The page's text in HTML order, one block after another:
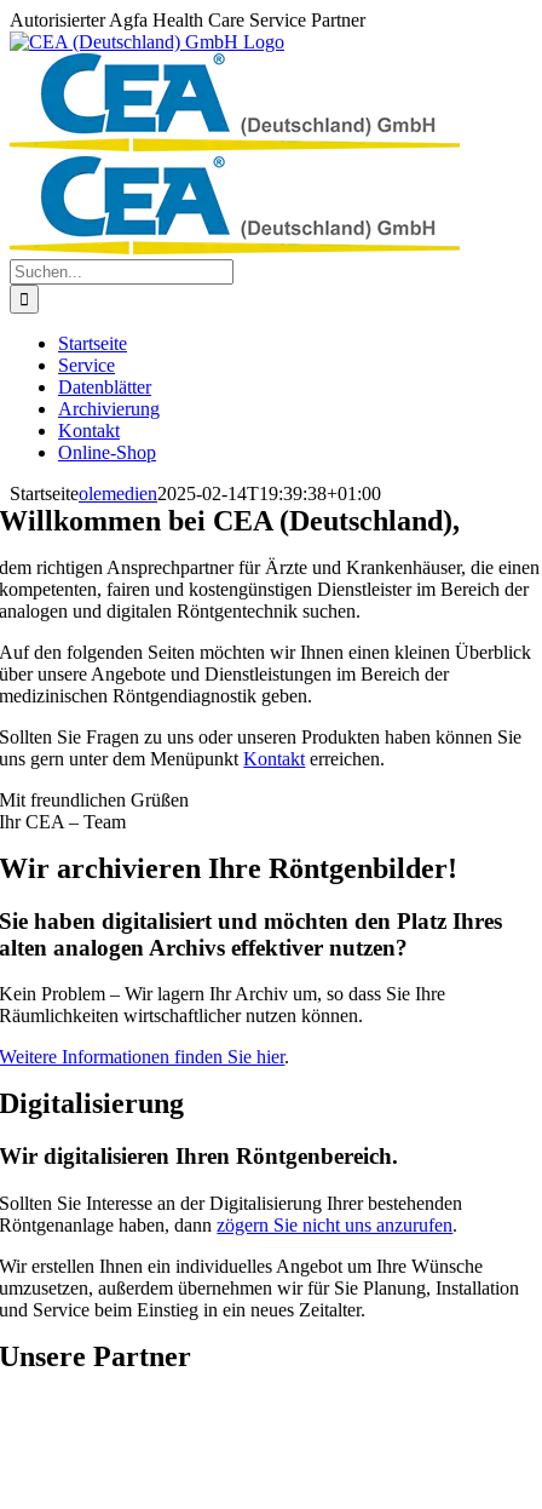
Zum
Inhalt
springen
Autorisierter Agfa Health Care Service Partner
Suche
nach:
Startseite
Service
Datenblätter
Archivierung
Kontakt
Online-Shop
Startseiteolemedien2025-02-14T19:39:38+01:00
Willkommen bei CEA (Deutschland),
dem richtigen Ansprechpartner für Ärzte und Krankenhäuser, die einen
kompetenten, fairen und kostengünstigen Dienstleister im Bereich der
analogen und digitalen Röntgentechnik suchen.
Auf den folgenden Seiten möchten wir Ihnen einen kleinen Überblick
über unsere Angebote und Dienstleistungen im Bereich der
medizinischen Röntgendiagnostik geben.
Sollten Sie Fragen zu uns oder unseren Produkten haben können Sie
uns gern unter dem MenüpunktKontakt erreichen.
Mit freundlichen Grüßen
Ihr CEA – Team
Wir archivieren Ihre Röntgenbilder!
Sie haben digitalisiert und möchten den Platz Ihres
alten analogen Archivs effektiver nutzen?
Kein Problem – Wir lagern Ihr Archiv um, so dass Sie Ihre
Räumlichkeiten wirtschaftlicher nutzen können.
Weitere Informationen finden Sie hier.
Digitalisierung
Wir digitalisieren Ihren Röntgenbereich.
Sollten Sie Interesse an der Digitalisierung Ihrer bestehenden
Röntgenanlage haben, dannzögern Sie nicht uns anzurufen.
Wir erstellen Ihnen ein individuelles Angebot um Ihre Wünsche
umzusetzen, außerdem übernehmen wir für Sie Planung, Installation
und Service beim Einstieg in ein neues Zeitalter.
Unsere Partner